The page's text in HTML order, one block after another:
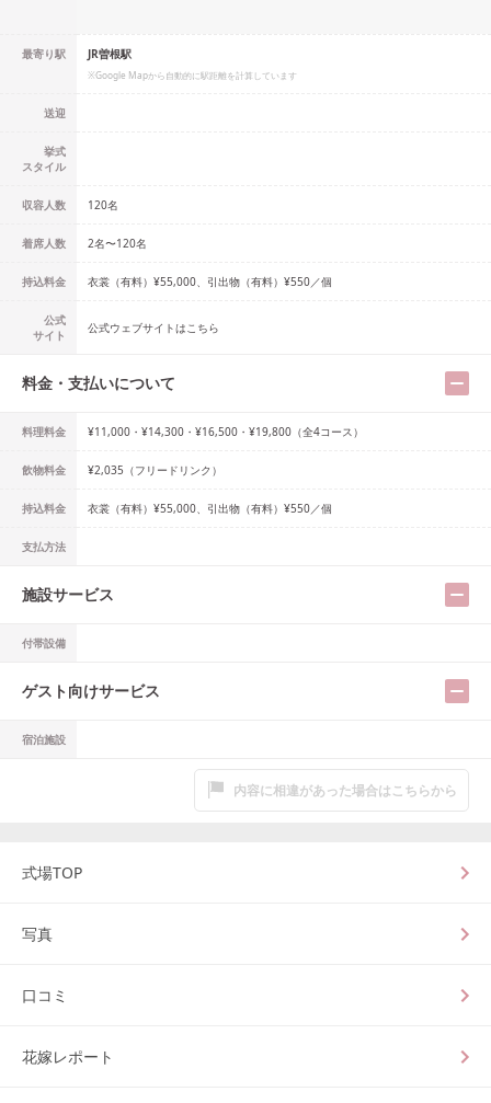
最寄り駅 JR曽根駅
※Google Mapから自動的に駅距離を計算しています
送迎
挙式
スタイル
収容人数 120名
着席人数 2名〜120名
持込料金 衣裳（有料）¥55,000、引出物（有料）¥550／個
公式
サイト
公式ウェブサイトはこちら
料金・支払いについて
料理料金 ¥11,000・¥14,300・¥16,500・¥19,800（全4コース）
飲物料金 ¥2,035（フリードリンク）
持込料金 衣裳（有料）¥55,000、引出物（有料）¥550／個
支払方法
施設サービス
付帯設備
ゲスト向けサービス
宿泊施設
内容に相違があった場合はこちらから
式場TOP
写真
口コミ
花嫁レポート